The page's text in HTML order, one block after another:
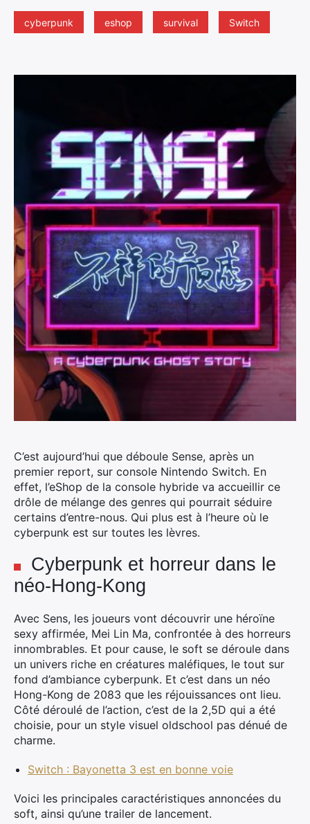
cyberpunk eshop survival Switch
C’est aujourd’hui que déboule Sense, après un
premier report, sur console Nintendo Switch. En
effet, l’eShop de la console hybride va accueillir ce
drôle de mélange des genres qui pourrait séduire
certains d’entre-nous. Qui plus est à l’heure où le
cyberpunk est sur toutes les lèvres.
Cyberpunk et horreur dans le
néo-Hong-Kong
Avec Sens, les joueurs vont découvrir une héroïne
sexy affirmée, Mei Lin Ma, confrontée à des horreurs
innombrables. Et pour cause, le soft se déroule dans
un univers riche en créatures maléfiques, le tout sur
fond d’ambiance cyberpunk. Et c’est dans un néo
Hong-Kong de 2083 que les réjouissances ont lieu.
Côté déroulé de l’action, c’est de la 2,5D qui a été
choisie, pour un style visuel oldschool pas dénué de
charme.
Switch : Bayonetta 3 est en bonne voie
Voici les principales caractéristiques annoncées du
soft, ainsi qu’une trailer de lancement.